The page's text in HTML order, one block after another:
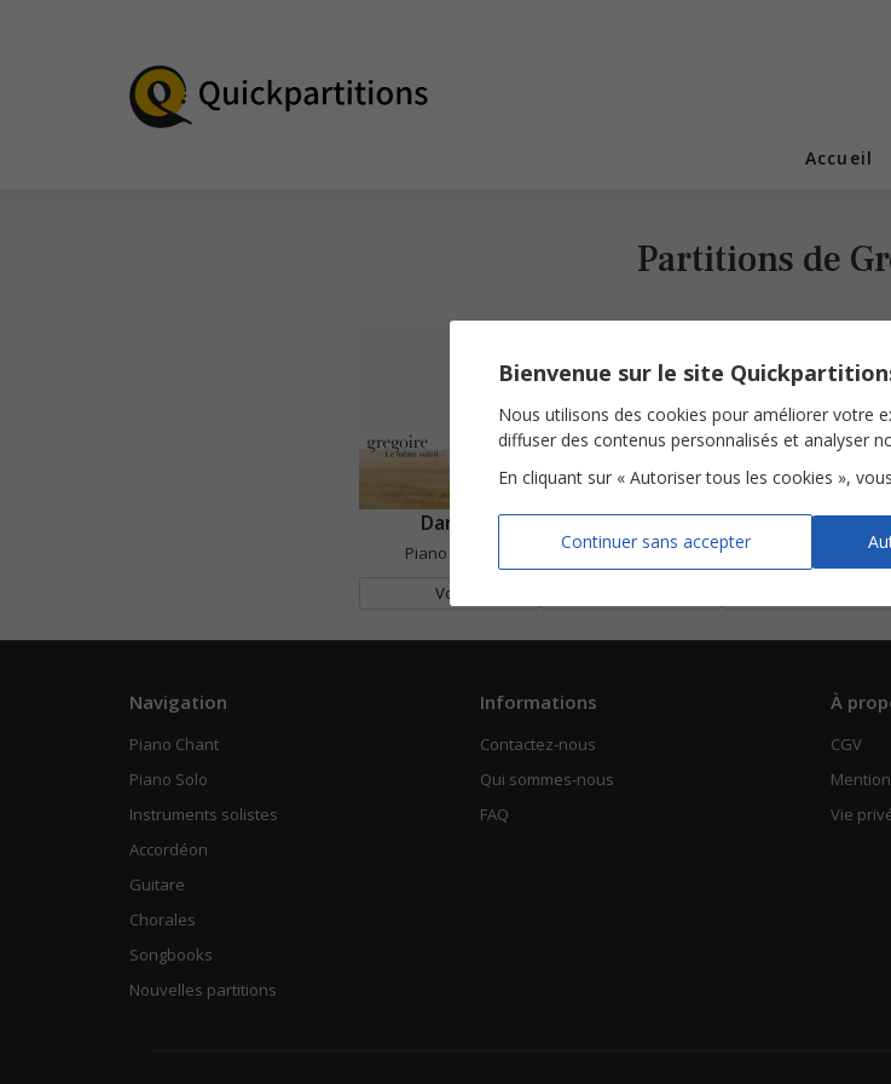
Accueil
Partitions de
Danse
Piano Chant
Voir
Soleil
Piano Chant
Soleil
Navigation
Piano Chant
Piano Solo
Instruments solistes
Accordéon
Guitare
Chorales
Songbooks
Nouvelles partitions
Informations
Contactez-nous
Qui sommes-nous
FAQ
À
CGV
Vie
Bienvenue sur le site
Nous utilisons des cookies pour améliorer votre
diffuser des contenus personnalisés et analyser
En cliquant sur « Autoriser tous les cookies »,
Continuer sans accepter